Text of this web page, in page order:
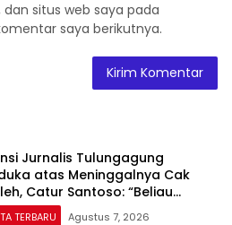
situs web saya pada
saya berikutnya.
Jurnalis Tulungagung
atas Meninggalnya Cak
Catur Santoso: “Beliau
Keadilan yang Vokal”
TERBARU Agustus 7, 2026